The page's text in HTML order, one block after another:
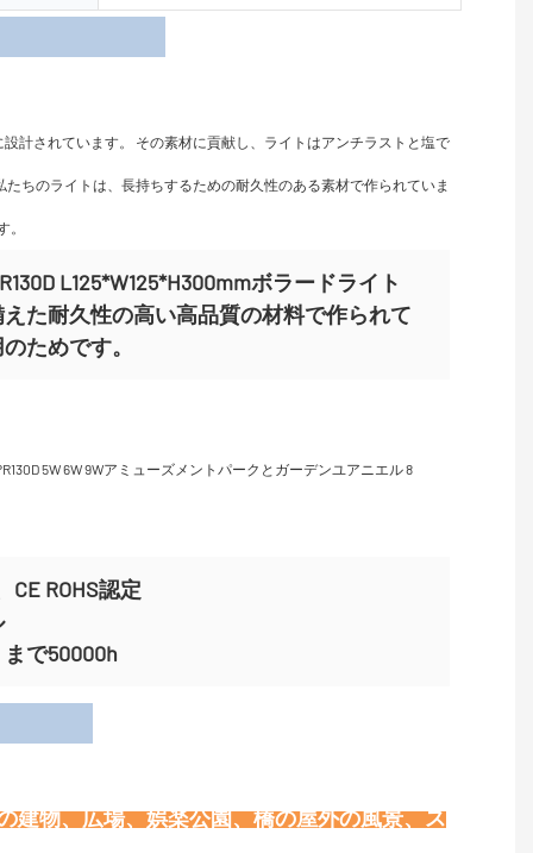
計されています。 その素材に貢献し、ライトはアンチラストと塩で
ちのライトは、長持ちするための耐久性のある素材で作られていま
。
L125*W125*H300mmボラードライト
た耐久性の高い高品質の材料で作られて
ためです。
ROHS認定
で50000h
建物、広場、娯楽公園、橋の屋外の風景、ス